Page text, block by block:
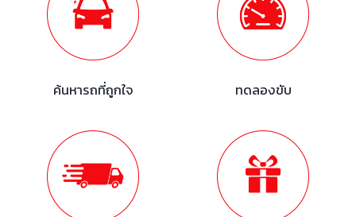
ค้นหารถที่ถูกใจ ทดลองขับ